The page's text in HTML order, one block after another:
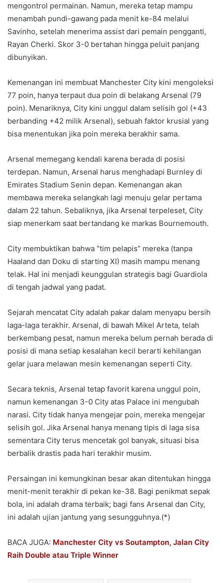
mengontrol permainan. Namun, mereka tetap mampu
menambah pundi-gawang pada menit ke-84 melalui
Savinho, setelah menerima assist dari pemain pengganti,
Rayan Cherki. Skor 3-0 bertahan hingga peluit panjang
dibunyikan.
Kemenangan ini membuat Manchester City kini mengoleksi
77 poin, hanya terpaut dua poin di belakang Arsenal (79
poin). Menariknya, City kini unggul dalam selisih gol (+43
berbanding +42 milik Arsenal), sebuah faktor krusial yang
bisa menentukan jika poin mereka berakhir sama.
Arsenal memegang kendali karena berada di posisi
terdepan. Namun, Arsenal harus menghadapi Burnley di
Emirates Stadium Senin depan. Kemenangan akan
membawa mereka selangkah lagi menuju gelar pertama
dalam 22 tahun. Sebaliknya, jika Arsenal terpeleset, City
siap menerkam saat bertandang ke markas Bournemouth.
City membuktikan bahwa “tim pelapis” mereka (tanpa
Haaland dan Doku di starting XI) masih mampu menang
telak. Hal ini menjadi keunggulan strategis bagi Guardiola
di tengah jadwal yang padat.
Sejarah mencatat City adalah pakar dalam menyapu bersih
laga-laga terakhir. Arsenal, di bawah Mikel Arteta, telah
berkembang pesat, namun mereka belum pernah berada di
posisi di mana setiap kesalahan kecil berarti kehilangan
gelar juara melawan mesin kemenangan seperti City.
Secara teknis, Arsenal tetap favorit karena unggul poin,
namun kemenangan 3-0 City atas Palace ini mengubah
narasi. City tidak hanya mengejar poin, mereka mengejar
selisih gol. Jika Arsenal hanya menang tipis di laga sisa
sementara City terus mencetak gol banyak, situasi bisa
berbalik drastis pada hari terakhir musim.
Persaingan ini kemungkinan besar akan ditentukan hingga
menit-menit terakhir di pekan ke-38. Bagi penikmat sepak
bola, ini adalah drama terbaik; bagi fans Arsenal dan City,
ini adalah ujian jantung yang sesungguhnya.(*)
BACA JUGA: Manchester City vs Soutampton, Jalan City
Raih Double atau Triple Winner